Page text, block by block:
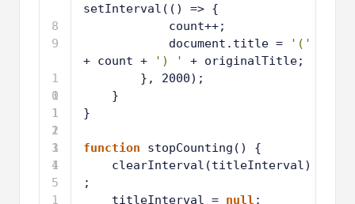
8
9
1
0
1
1
1
2
1
3
1
4
1
5
1
setInterval(() => {
count++;
document.title =
'('
+ count +
') '
+ originalTitle;
}, 2000);
}
}
function
stopCounting() {
clearInterval(titleInterval)
;
titleInterval = null ;